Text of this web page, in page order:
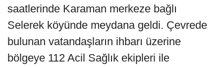
saatlerinde Karaman merkeze bağlı
Selerek köyünde meydana geldi. Çevrede
bulunan vatandaşların ihbarı üzerine
bölgeye 112 Acil Sağlık ekipleri ile